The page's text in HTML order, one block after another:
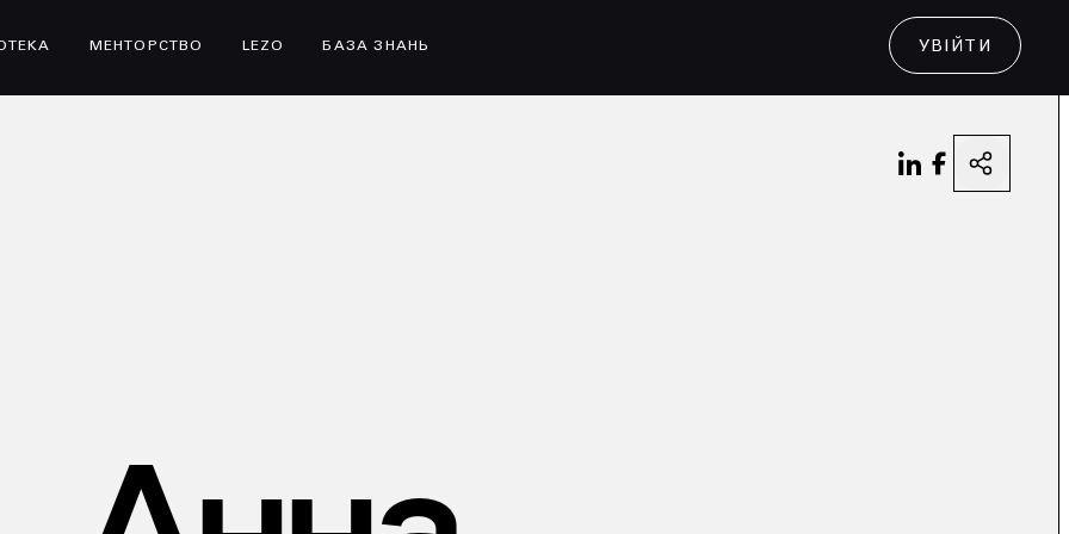
МЕНТОРСТВО LEZO БАЗА ЗНАНЬ УВІЙТИ